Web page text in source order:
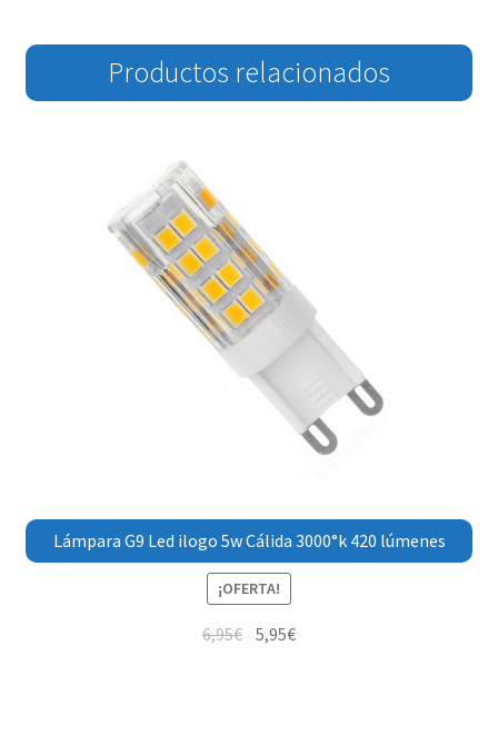
Productos relacionados
Lámpara G9 Led ilogo 5w Cálida 3000°k 420 lúmenes
¡OFERTA!
6,95€ 5,95€